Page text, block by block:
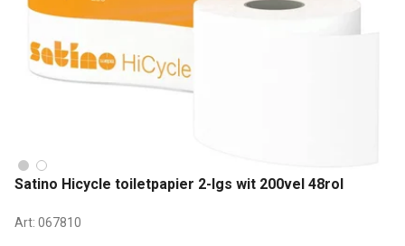
Satino Hicycle toiletpapier 2-lgs wit 200vel 48rol
Art: 067810